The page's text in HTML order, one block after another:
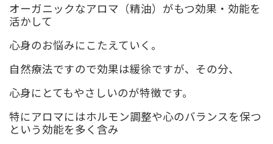
オーガニックなアロマ（精油）がもつ効果・効能を
活かして
心身のお悩みにこたえていく。
自然療法ですので効果は緩徐ですが、その分、
心身にとてもやさしいのが特徴です。
特にアロマにはホルモン調整や心のバランスを保つ
という効能を多く含み